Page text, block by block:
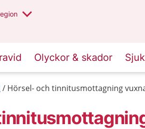
Olyckor & skador
Hörsel- och tinnitusmottagning